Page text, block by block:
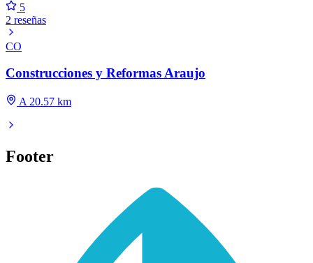
5
2 reseñas
CO
Construcciones y Reformas Araujo
A 20.57 km
Footer